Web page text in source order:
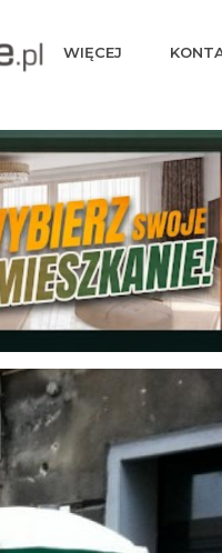
WIĘCEJ